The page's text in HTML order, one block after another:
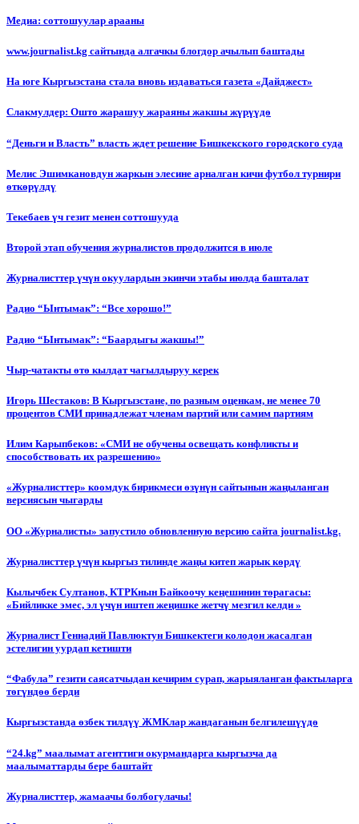
Медиа: соттошуулар арааны
www.journalist.kg сайтында алгачкы блогдор ачылып баштады
На юге Кыргызстана стала вновь издаваться газета «Дайджест»
Слакмулдер: Ошто жарашуу жараяны жакшы жүрүүдө
“Деньги и Власть” власть ждет решение Бишкекского городского суда
Мелис Эшимкановдун жаркын элесине арналган кичи футбол турнири
өткөрүлдү
Текебаев үч гезит менен соттошууда
Второй этап обучения журналистов продолжится в июле
Журналисттер үчүн окуулардын экинчи этабы июлда башталат
Радио “Ынтымак”: “Все хорошо!”
Радио “Ынтымак”: “Баардыгы жакшы!”
Чыр-чатакты өтө кылдат чагылдыруу керек
Игорь Шестаков: В Кыргызстане, по разным оценкам, не менее 70
процентов СМИ принадлежат членам партий или самим партиям
Илим Карыпбеков: «СМИ не обучены освещать конфликты и
способствовать их разрешению»
«Журналисттер» коомдук бирикмеси өзүнүн сайтынын жаңыланган
версиясын чыгарды
ОО «Журналисты» запустило обновленную версию сайта journalist.kg.
Журналисттер үчүн кыргыз тилинде жаңы китеп жарык көрдү
Кылычбек Султанов, КТРКнын Байкоочу кеңешинин төрагасы:
«Бийликке эмес, эл үчүн иштеп жеңишке жетчү мезгил келди »
Журналист Геннадий Павлюктун Бишкектеги колодон жасалган
эстелигин уурдап кетишти
“Фабула” гезити саясатчыдан кечирим сурап, жарыяланган фактыларга
төгүндөө берди
Кыргызстанда өзбек тилдүү ЖМКлар жандаганын белгилешүүдө
“24.kg” маалымат агенттиги окурмандарга кыргызча да
маалыматтарды бере баштайт
Журналисттер, жамаачы болбогулачы!